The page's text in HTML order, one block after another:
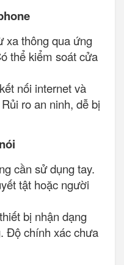
xa thông qua ứng
thể kiểm soát cửa
nối internet và
ro an ninh, dễ bị
cần sử dụng tay.
tật hoặc người
bị nhận dạng
Độ chính xác chưa